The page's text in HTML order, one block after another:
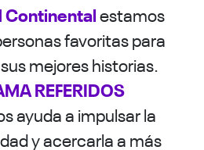
Continentalestamos
favoritas para
mejores historias.
REFERIDOS
ayuda a impulsar la
y acercarla a más